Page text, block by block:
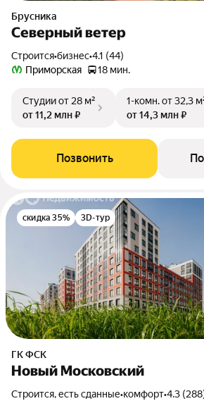
Брусника
Северный ветер
Строится•бизнес•4.1 (44)
Приморская
18 мин.
Студииот 28 м²
от 11,2 млн ₽
1-комн.от 32,3
от 14,3 млн ₽
Позвонить
скидка 35% 3D-тур
ГК ФСК
Новый Московский
Строится, есть сданные•комфорт•4.3